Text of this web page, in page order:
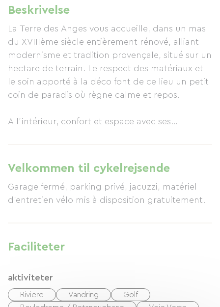
Beskrivelse
La Terre des Anges vous accueille, dans un mas
du XVIIIème siècle entièrement rénové, alliant
modernisme et tradition provençale, situé sur un
hectare de terrain. Le respect des matériaux et
le soin apporté à la déco font de ce lieu un petit
coin de paradis où règne calme et repos.
A l'intérieur, confort et espace avec ses
qui vous offriront le lieu idéal pour vos soirées en
famille ou entre amis.
A l'extérieur, une grande piscine design alliant
Velkommen til cykelrejsende
Garage fermé, parking privé, jacuzzi, matériel
d'entretien vélo mis à disposition gratuitement.
Faciliteter
aktiviteter
Riviere Vandring
Golf